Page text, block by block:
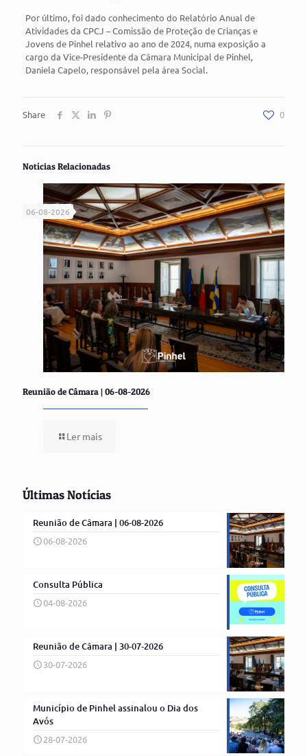
Por último, foi dado conhecimento do Relatório Anual de
Atividades da CPCJ – Comissão de Proteção de Crianças e
Jovens de Pinhel relativo ao ano de 2024, numa exposição a
cargo da Vice-Presidente da Câmara Municipal de Pinhel,
Daniela Capelo, responsável pela área Social.
Share 0
Notícias Relacionadas
06-08-2026
Reunião de Câmara | 06-08-2026
Ler mais
Últimas Notícias
Reunião de Câmara | 06-08-2026
06-08-2026
Consulta Pública
04-08-2026
Reunião de Câmara | 30-07-2026
30-07-2026
Município de Pinhel assinalou o Dia dos
Avós
28-07-2026